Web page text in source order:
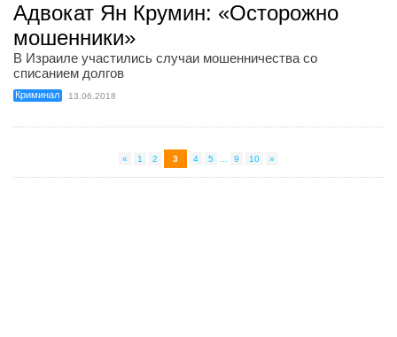
Адвокат Ян Крумин: «Осторожно
мошенники»
В Израиле участились случаи мошенничества со
списанием долгов
Криминал 13.06.2018
« 1 2 3 4 5 9 10 »